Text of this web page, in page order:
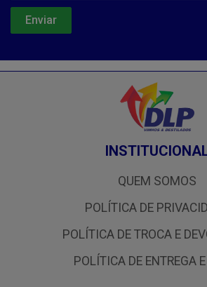
QUEM SOMOS
POLÍTICA DE
POLÍTICA DE TROCA E
POLÍTICA DE ENTREGA E